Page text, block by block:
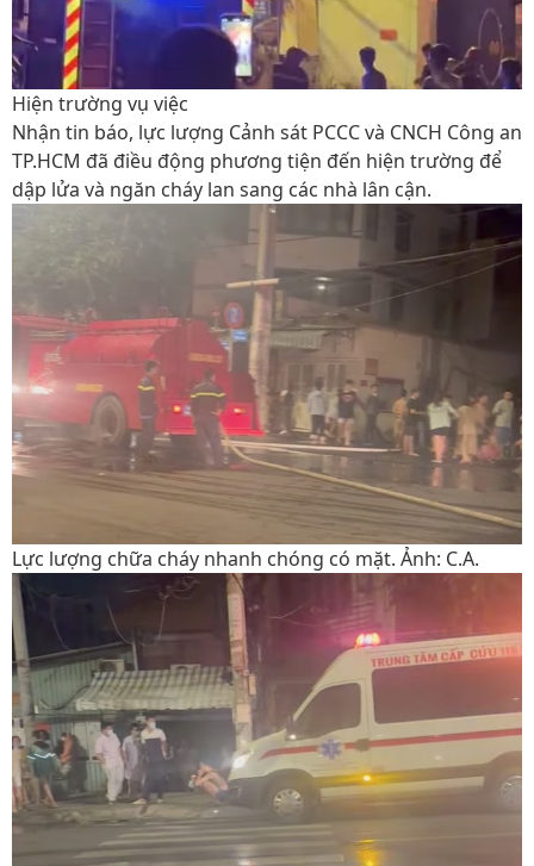
Hiện trường vụ việc
Nhận tin báo, lực lượng Cảnh sát PCCC và CNCH Công an
TP.HCM đã điều động phương tiện đến hiện trường để
dập lửa và ngăn cháy lan sang các nhà lân cận.
Lực lượng chữa cháy nhanh chóng có mặt. Ảnh: C.A.